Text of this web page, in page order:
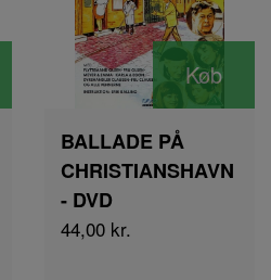
Køb
BALLADE PÅ
CHRISTIANSHAVN
- DVD
44,00 kr.